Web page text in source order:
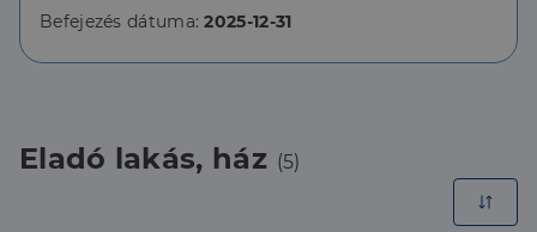
Befejezés dátuma:2025-12-31
Eladó lakás, ház (5)